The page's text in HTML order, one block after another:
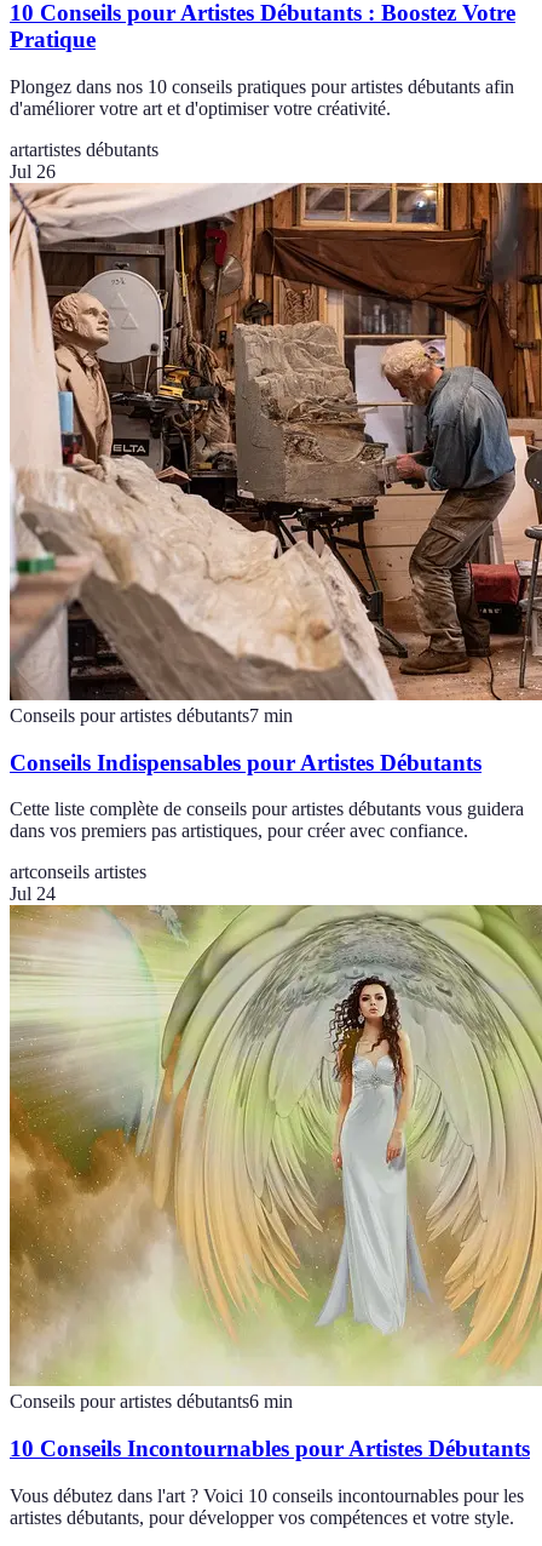
10 Conseils pour Artistes Débutants : Boostez Votre
Pratique
Plongez dans nos 10 conseils pratiques pour artistes débutants afin
d'améliorer votre art et d'optimiser votre créativité.
artartistes débutants
Jul 26
Conseils pour artistes débutants7 min
Conseils Indispensables pour Artistes Débutants
Cette liste complète de conseils pour artistes débutants vous guidera
dans vos premiers pas artistiques, pour créer avec confiance.
artconseils artistes
Jul 24
Conseils pour artistes débutants6 min
10 Conseils Incontournables pour Artistes Débutants
Vous débutez dans l'art ? Voici 10 conseils incontournables pour les
artistes débutants, pour développer vos compétences et votre style.